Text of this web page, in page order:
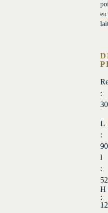
en
:
L
:
l
:
H
: